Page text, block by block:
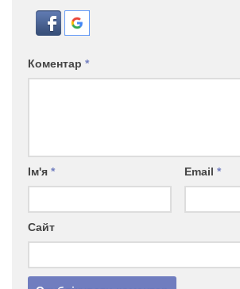
Коментар *
Ім'я * Email *
Сайт